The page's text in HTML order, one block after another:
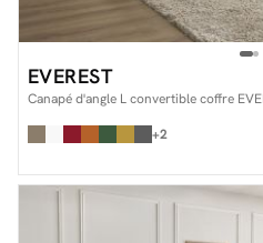
EVEREST
Canapé d'angle L convertible coffre
+2